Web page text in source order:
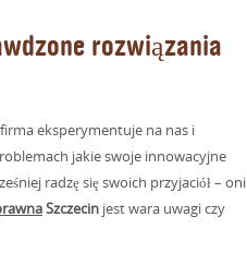
rozwiązania
eksperymentuje na nas i
jakie swoje innowacyjne
radzę się swoich przyjaciół – oni
Szczecin jest wara uwagi czy